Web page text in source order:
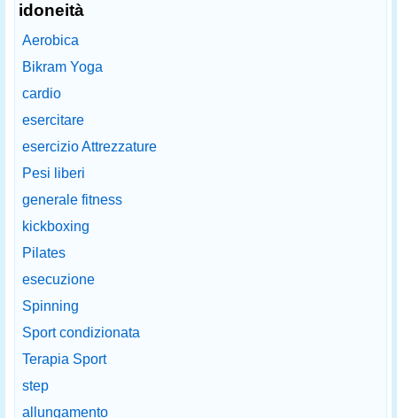
idoneità
Aerobica
Bikram Yoga
cardio
esercitare
esercizio Attrezzature
Pesi liberi
generale fitness
kickboxing
Pilates
esecuzione
Spinning
Sport condizionata
Terapia Sport
step
allungamento